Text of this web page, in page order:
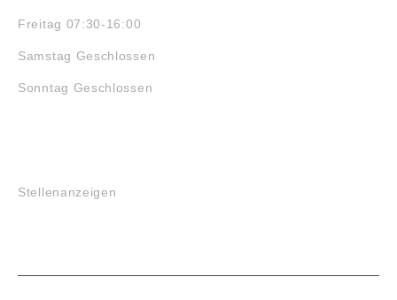
Freitag 07:30-16:00
Samstag Geschlossen
Sonntag Geschlossen
Stellenanzeigen